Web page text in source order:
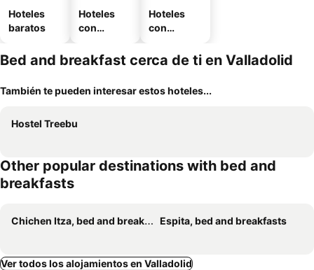
Hoteles
baratos
Hoteles
con
Hoteles
con
miento
Bed and breakfast cerca de ti en Valladolid
También te pueden interesar estos hoteles...
Hostel Treebu
Other popular destinations with bed and
breakfasts
Chichen Itza, bed and breakfasts Espita, bed and breakfasts
Ver todos los alojamientos en Valladolid